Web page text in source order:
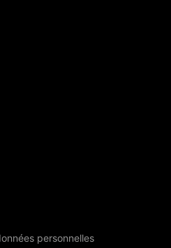
personnelles